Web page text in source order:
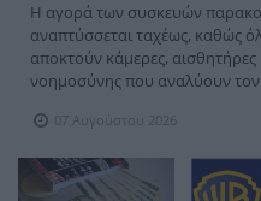
Η αγορά των συσκευών
αναπτύσσεται ταχέως, καθώς
αποκτούν κάμερες,
νοημοσύνης που αναλύουν τον
07 Αυγούστου 2026